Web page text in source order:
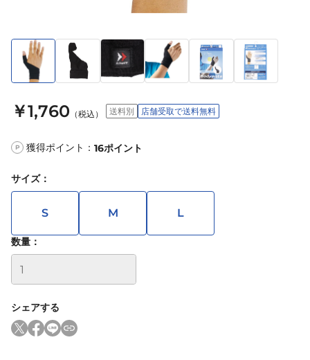
￥1,760 （税込） 送料別 店舗受取で送料無料
P 獲得ポイント： 16ポイント
サイズ：
S M L
数量：
シェアする